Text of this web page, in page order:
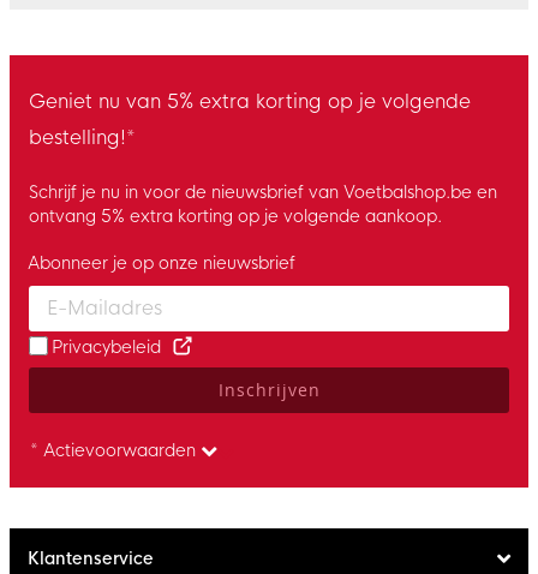
Geniet nu van 5% extra korting op je volgende
bestelling!*
Schrijf je nu in voor de nieuwsbrief van Voetbalshop.be en
ontvang 5% extra korting op je volgende aankoop.
Enter your email and accept the privacy policy to subscribe to
Abonneer je op onze nieuwsbrief
Privacybeleid
Inschrijven
* Actievoorwaarden
Klantenservice